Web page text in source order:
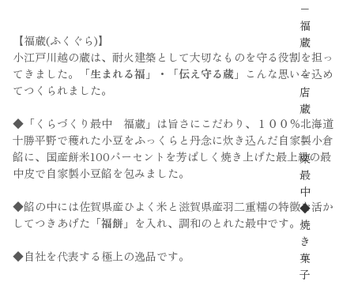
−
福
蔵
−
店
蔵
−
栗
最
中
◆
焼
き
菓
子
【福蔵(ふくぐら)】
小江戸川越の蔵は、耐火建築として大切なものを守る役割を担っ
てきました。
「生まれる福」・「伝え守る蔵」 こんな思いを込め
てつくられました。
◆「くらづくり最中 福蔵」は旨さにこだわり、１００％北海道
十勝平野で穫れた小豆をふっくらと丹念に炊き込んだ自家製小倉
餡に、国産餅米100パーセントを芳ばしく焼き上げた最上級の最
中皮で自家製小豆餡を包みました。
◆餡の中には佐賀県産ひよく米と滋賀県産羽二重糯の特徴を活か
してつきあげた 「福餅」 を入れ、調和のとれた最中です。
◆自社を代表する極上の逸品です。